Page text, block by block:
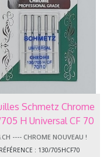
Schmetz Chrome
H Universal CF 70
---- CHROME NOUVEAU !
RÉFÉRENCE : 130/705HCF70